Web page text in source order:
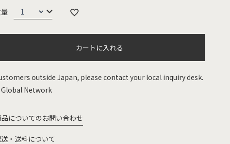
カートに入れる
outside Japan, please contact your local inquiry desk.
Global Network
品についてのお問い合わせ
・送料について